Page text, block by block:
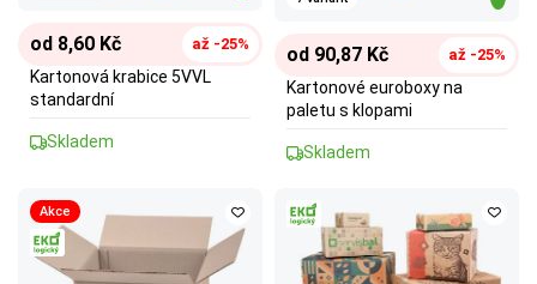
od 8,60 Kč až -25%
Kartonová krabice 5VVL
standardní
Skladem
od 90,87 Kč až -25%
Kartonové euroboxy na
paletu s klopami
Skladem
Akce